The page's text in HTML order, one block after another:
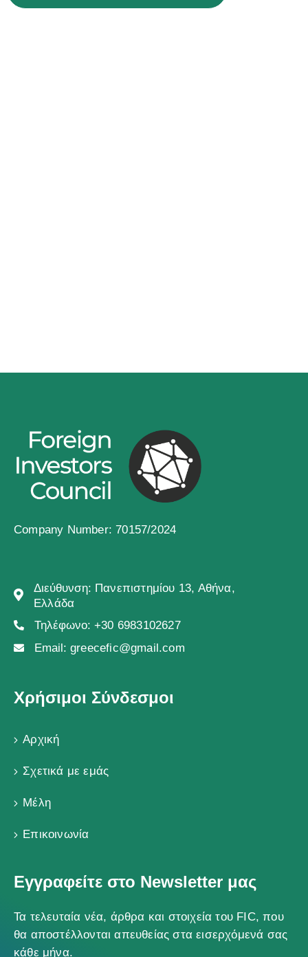
Company Number: 70157/2024
Διεύθυνση: Πανεπιστημίου 13, Αθήνα,
Ελλάδα
Τηλέφωνο: +30 6983102627
Email: greecefic@gmail.com
Χρήσιμοι Σύνδεσμοι
Αρχική
Σχετικά με εμάς
Μέλη
Επικοινωνία
Εγγραφείτε στο Newsletter μας
Τα τελευταία νέα, άρθρα και στοιχεία του FIC, που
θα αποστέλλονται απευθείας στα εισερχόμενά σας
κάθε μήνα.